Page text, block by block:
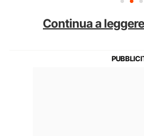
Continua a